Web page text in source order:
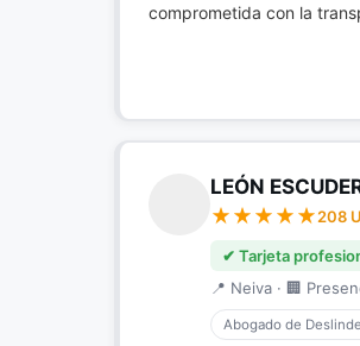
comprometida con la
LEÓN
208
✔ Tarjeta
📍 Neiva · 🏢
Abogado de